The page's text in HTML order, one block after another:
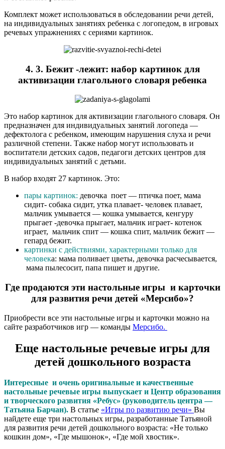
Комплект может использоваться в обследовании речи детей,
на индивидуальных занятиях ребенка с логопедом, в игровых
речевых упражнениях с сериями картинок.
4. 3. Бежит -лежит: набор картинок для
активизации глагольного словаря ребенка
Это набор картинок для активизации глагольного словаря. Он
предназначен для индивидуальных занятий логопеда —
дефектолога с ребенком, имеющим нарушения слуха и речи
различной степени. Также набор могут использовать и
воспитатели детских садов, педагоги детских центров для
индивидуальных занятий с детьми.
В набор входят 27 картинок. Это:
пары картинок: девочка поет — птичка поет, мама
сидит- собака сидит, утка плавает- человек плавает,
мальчик умывается — кошка умывается, кенгуру
прыгает -девочка прыгает, мальчик играет- котенок
играет, мальчик спит — кошка спит, мальчик бежит —
гепард бежит.
картинки с действиями, характерными только для
человека: мама поливает цветы, девочка расчесывается,
мама пылесосит, папа пишет и другие.
Где продаются эти настольные игры и карточки
для развития речи детей «Мерсибо»?
Приобрести все эти настольные игры и карточки можно на
сайте разработчиков игр — команды Мерсибо.
Еще настольные речевые игры для
детей дошкольного возраста
Интересные и очень оригинальные и качественные
настольные речевые игры выпускает и Центр образования
и творческого развития «Ребус» (руководитель центра —
Татьяна Барчан). В статье «Игры по развитию речи» Вы
найдете еще три настольных игры, разработанные Татьяной
для развития речи детей дошкольного возраста: «Не только
кошкин дом», «Где мышонок», «Где мой хвостик».